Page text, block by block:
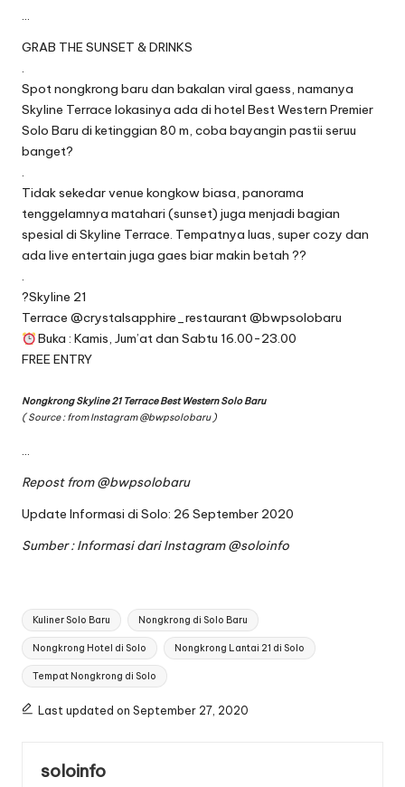
…
GRAB THE SUNSET & DRINKS
.
Spot nongkrong baru dan bakalan viral gaess, namanya
Skyline Terrace lokasinya ada di hotel Best Western Premier
Solo Baru di ketinggian 80 m, coba bayangin pastii seruu
banget?
.
Tidak sekedar venue kongkow biasa, panorama
tenggelamnya matahari (sunset) juga menjadi bagian
spesial di Skyline Terrace. Tempatnya luas, super cozy dan
ada live entertain juga gaes biar makin betah ??
.
?Skyline 21
Terrace @crystalsapphire_restaurant@bwpsolobaru
Buka : Kamis, Jum’at dan Sabtu 16.00-23.00
FREE ENTRY
Nongkrong Skyline 21 Terrace Best Western Solo Baru
( Source : from Instagram@bwpsolobaru)
…
Repost from@bwpsolobaru
Update Informasi di Solo: 26 September 2020
Sumber : Informasi dari Instagram@soloinfo
Tags:
Kuliner Solo Baru Nongkrong di Solo Baru
Nongkrong Hotel di Solo Nongkrong Lantai 21 di Solo
Tempat Nongkrong di Solo
Last updated on September 27, 2020
soloinfo